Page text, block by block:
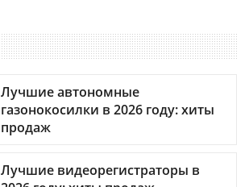
Лучшие автономные
газонокосилки в 2026 году: хиты
продаж
Лучшие видеорегистраторы в